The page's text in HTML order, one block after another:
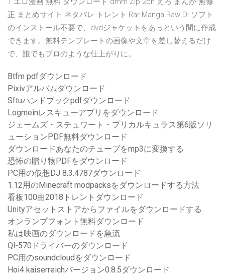
正 まとめサイト ネタバレ トレント Rar Manga Raw Dl ソフト
のインストール不要で、dvdジャケットをあっという間に作成
できます。無料テンプレートの画像や文章を差し替えるだけ
で、誰でもプロのような仕上がりに。
Btfm pdfダウンロード
Pixivアルバムダウンロード
Sftuハンドブックpdfダウンロード
Logmeinレスキューアプリをダウンロード
ジェームズ・スチュワート・プリカルキュラス第6版ソリ
ューションPDF無料ダウンロード
ダウンロードあなたのチューブをmp3に変換する
恐怖の贈り物PDFをダウンロード
PC用の仮想DJ 8.3.4787ダウンロード
1.12用のMinecraft modpacksをダウンロードする方法
看板100曲2018トレントダウンロード
Unityアセットストアからファイルをダウンロードする
オンランプフォント無料ダウンロード
私は映画のダウンロードを急流
Ql-570ドライバーのダウンロード
PC用のsoundcloudをダウンロード
Hoi4 kaiserreichバージョン0.8.5ダウンロード